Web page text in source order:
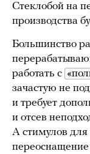
Стеклобой на
производства
Большинство
работать с
зачастую не
и требует
и отсев
А стимулов для
переоснащение